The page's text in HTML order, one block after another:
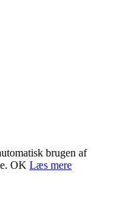
brugen af
OK Læs mere